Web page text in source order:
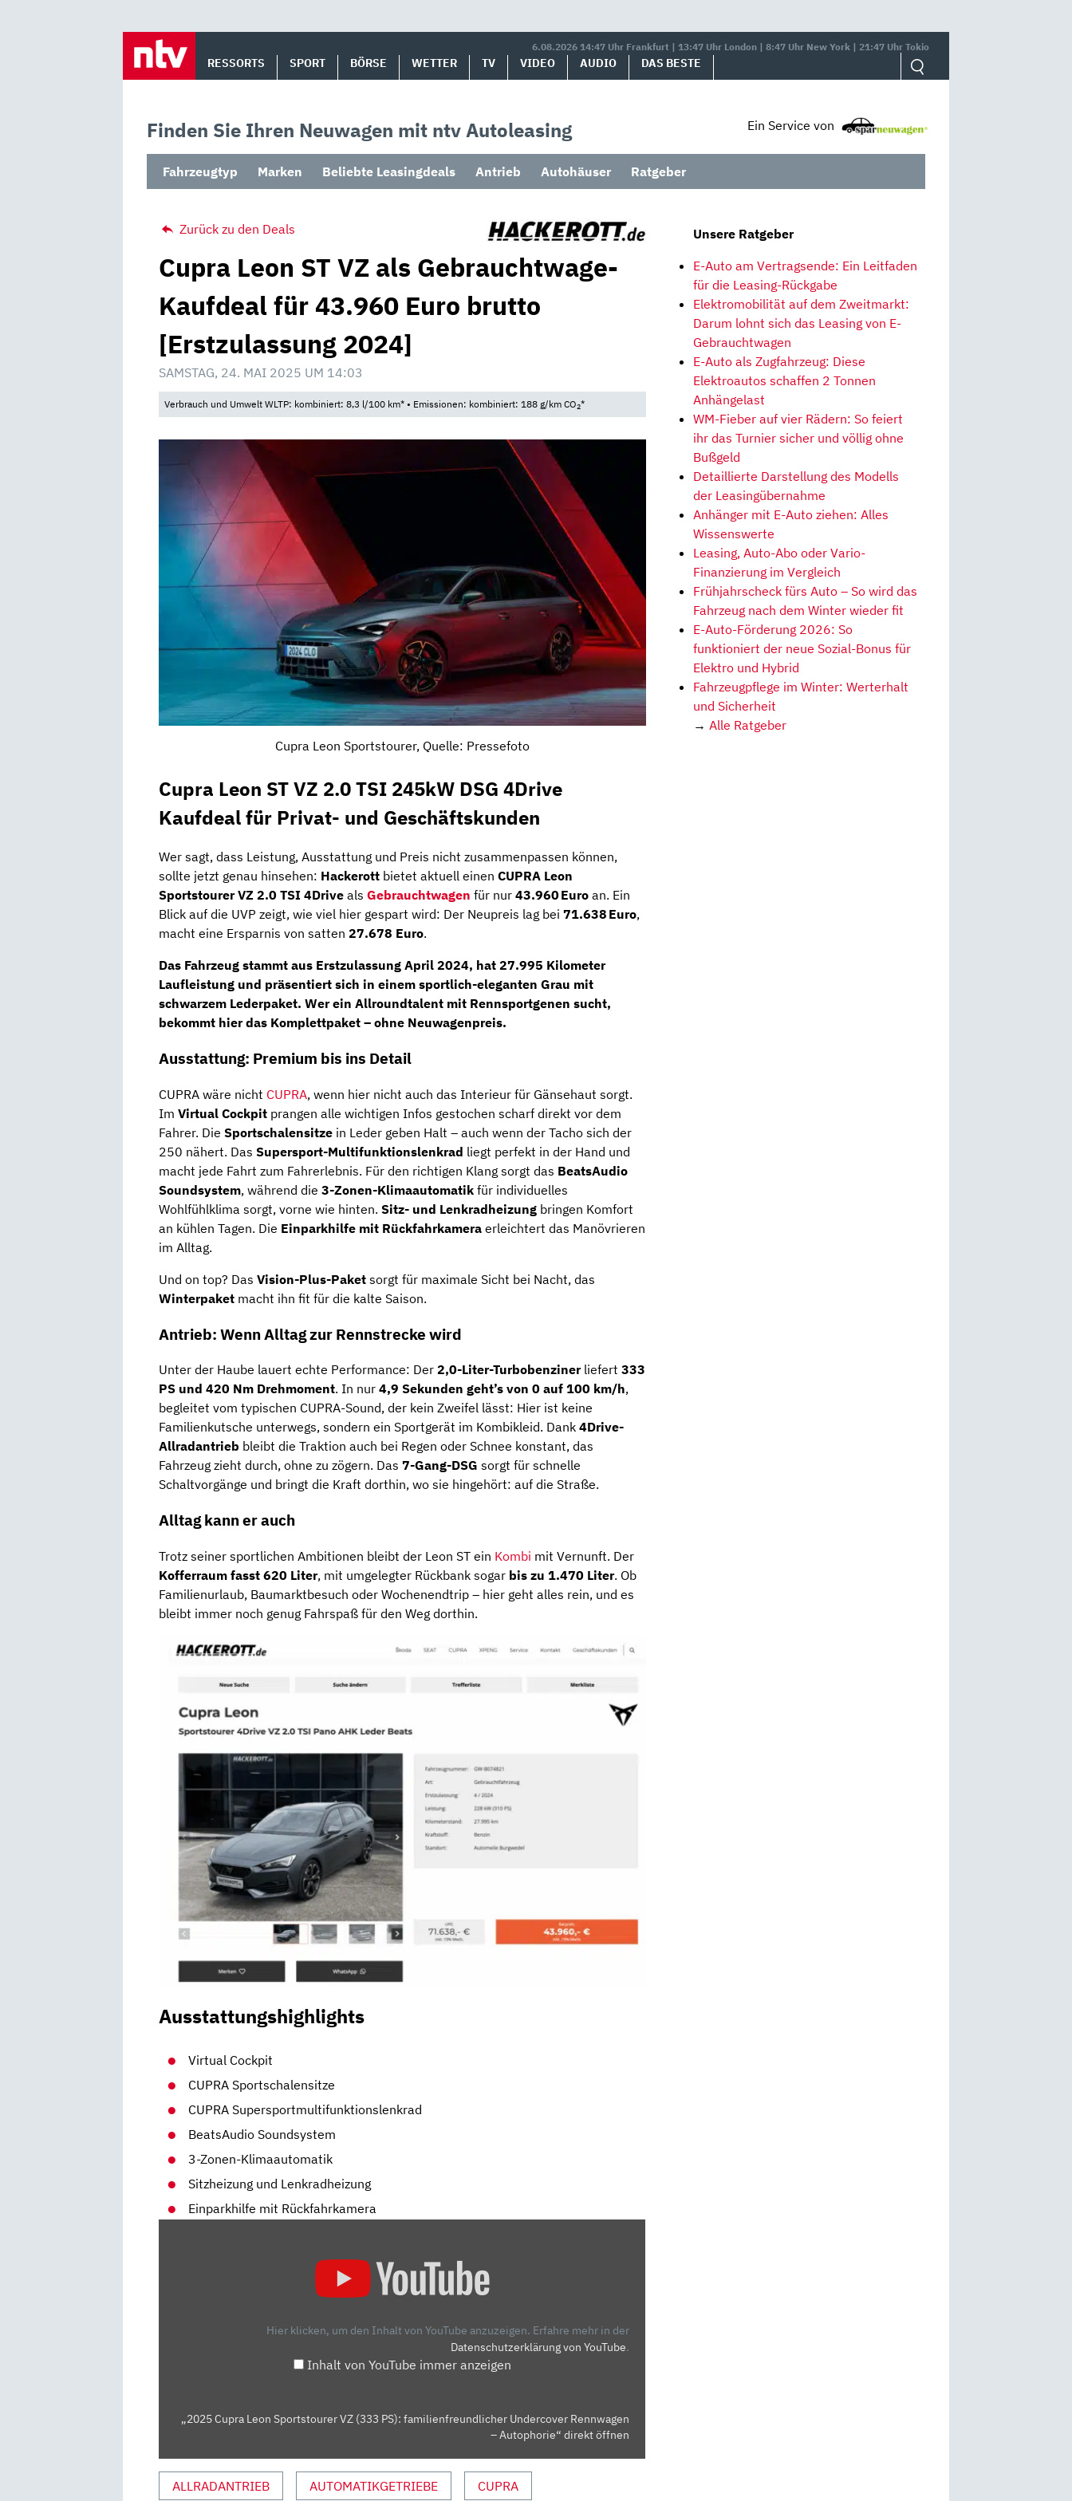
6.08.2026 14:47 Uhr Frankfurt | 13:47 Uhr London | 8:47 Uhr New York | 21:47 Uhr Tokio
RESSORTS SPORT BÖRSE WETTER TV VIDEO AUDIO DAS BESTE
Finden Sie Ihren Neuwagen mit ntv Autoleasing Ein Service von
Fahrzeugtyp Marken Beliebte Leasingdeals Antrieb Autohäuser Ratgeber
Zurück zu den Deals
Cupra Leon ST VZ als Gebrauchtwage-
Kaufdeal für 43.960 Euro brutto
[Erstzulassung 2024]
SAMSTAG, 24. MAI 2025 UM 14:03
Verbrauch und Umwelt WLTP: kombiniert: 8,3 l/100 km* • Emissionen: kombiniert: 188 g/km CO2*
Cupra Leon Sportstourer, Quelle: Pressefoto
Cupra Leon ST VZ 2.0 TSI 245kW DSG 4Drive
Kaufdeal für Privat- und Geschäftskunden
Wer sagt, dass Leistung, Ausstattung und Preis nicht zusammenpassen können,
sollte jetzt genau hinsehen: Hackerott bietet aktuell einen CUPRA Leon
Sportstourer VZ 2.0 TSI 4Drive als Gebrauchtwagen für nur 43.960 Euro an. Ein
Blick auf die UVP zeigt, wie viel hier gespart wird: Der Neupreis lag bei 71.638 Euro,
macht eine Ersparnis von satten 27.678 Euro.
Das Fahrzeug stammt aus Erstzulassung April 2024, hat 27.995 Kilometer
Laufleistung und präsentiert sich in einem sportlich-eleganten Grau mit
schwarzem Lederpaket. Wer ein Allroundtalent mit Rennsportgenen sucht,
bekommt hier das Komplettpaket – ohne Neuwagenpreis.
Ausstattung: Premium bis ins Detail
CUPRA wäre nicht CUPRA, wenn hier nicht auch das Interieur für Gänsehaut sorgt.
Im Virtual Cockpit prangen alle wichtigen Infos gestochen scharf direkt vor dem
Fahrer. Die Sportschalensitze in Leder geben Halt – auch wenn der Tacho sich der
250 nähert. Das Supersport-Multifunktionslenkrad liegt perfekt in der Hand und
macht jede Fahrt zum Fahrerlebnis. Für den richtigen Klang sorgt das BeatsAudio
Soundsystem, während die 3-Zonen-Klimaautomatik für individuelles
Wohlfühlklima sorgt, vorne wie hinten. Sitz- und Lenkradheizung bringen Komfort
an kühlen Tagen. Die Einparkhilfe mit Rückfahrkamera erleichtert das Manövrieren
im Alltag.
Und on top? Das Vision-Plus-Paket sorgt für maximale Sicht bei Nacht, das
Winterpaket macht ihn fit für die kalte Saison.
Antrieb: Wenn Alltag zur Rennstrecke wird
Unter der Haube lauert echte Performance: Der 2,0-Liter-Turbobenzinerliefert 333
PS und 420 Nm Drehmoment. In nur 4,9 Sekunden geht’s von 0 auf 100 km/h,
begleitet vom typischen CUPRA-Sound, der kein Zweifel lässt: Hier ist keine
Familienkutsche unterwegs, sondern ein Sportgerät im Kombikleid. Dank 4Drive-
Allradantrieb bleibt die Traktion auch bei Regen oder Schnee konstant, das
Fahrzeug zieht durch, ohne zu zögern. Das 7-Gang-DSG sorgt für schnelle
Schaltvorgänge und bringt die Kraft dorthin, wo sie hingehört: auf die Straße.
Alltag kann er auch
Trotz seiner sportlichen Ambitionen bleibt der Leon ST ein Kombi mit Vernunft. Der
Kofferraum fasst 620 Liter, mit umgelegter Rückbank sogar bis zu 1.470 Liter. Ob
Familienurlaub, Baumarktbesuch oder Wochenendtrip – hier geht alles rein, und es
bleibt immer noch genug Fahrspaß für den Weg dorthin.
Ausstattungshighlights
Virtual Cockpit
CUPRA Sportschalensitze
CUPRA Supersportmultifunktionslenkrad
BeatsAudio Soundsystem
3-Zonen-Klimaautomatik
Sitzheizung und Lenkradheizung
Einparkhilfe mit Rückfahrkamera
FAMILIENFREUNDLICHER
VON
YOUTUBE
ANZEIGEN
Hier klicken, um den Inhalt von YouTube anzuzeigen. Erfahre mehr in der
Datenschutzerklärung von YouTube.
Inhalt von YouTube immer anzeigen
„2025 Cupra Leon Sportstourer VZ (333 PS): familienfreundlicher Undercover Rennwagen
– Autophorie“ direkt öffnen
ALLRADANTRIEB AUTOMATIKGETRIEBE CUPRA
Unsere Ratgeber
E-Auto am Vertragsende: Ein Leitfaden
für die Leasing-Rückgabe
Elektromobilität auf dem Zweitmarkt:
Darum lohnt sich das Leasing von E-
Gebrauchtwagen
E-Auto als Zugfahrzeug: Diese
Elektroautos schaffen 2 Tonnen
Anhängelast
WM-Fieber auf vier Rädern: So feiert
ihr das Turnier sicher und völlig ohne
Bußgeld
Detaillierte Darstellung des Modells
der Leasingübernahme
Anhänger mit E-Auto ziehen: Alles
Wissenswerte
Leasing, Auto-Abo oder Vario-
Finanzierung im Vergleich
Frühjahrscheck fürs Auto – So wird das
Fahrzeug nach dem Winter wieder fit
E-Auto-Förderung 2026: So
funktioniert der neue Sozial-Bonus für
Elektro und Hybrid
Fahrzeugpflege im Winter: Werterhalt
und Sicherheit
→ Alle Ratgeber